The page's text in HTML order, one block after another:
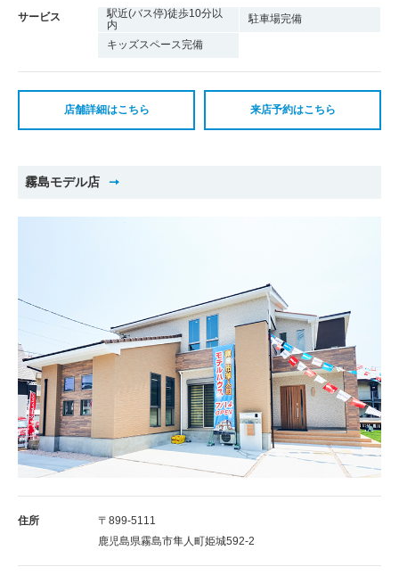
サービス
駅近(バス停)徒歩10分以
内
駐車場完備
キッズスペース完備
店舗詳細はこちら 来店予約はこちら
霧島モデル店
住所
〒899-5111
鹿児島県霧島市隼人町姫城592-2